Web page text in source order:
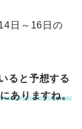
日～16日の
ると予想する
ありますね。